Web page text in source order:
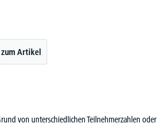
zum Artikel
von unterschiedlichen Teilnehmerzahlen oder